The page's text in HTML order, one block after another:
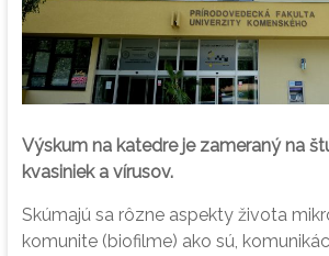
Výskum na katedre je zameraný na
kvasiniek a vírusov.
Skúmajú sa rôzne aspekty života
komunite (biofilme) ako sú,